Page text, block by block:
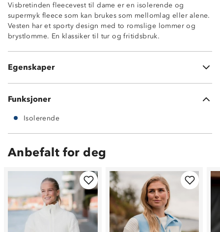
Visbretinden fleecevest til dame er en isolerende og
supermyk fleece som kan brukes som mellomlag eller alene.
Vesten har et sporty design med to romslige lommer og
brystlomme. En klassiker til tur og fritidsbruk.
Egenskaper
2 glidelåslommer i sidene
Antinuppebehandlet
Innsvingt passform
Knagghempe i nakken
Funksjoner
Isolerende
Anbefalt for deg